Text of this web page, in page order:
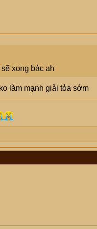
xong bác ah
làm mạnh giải tỏa sớm